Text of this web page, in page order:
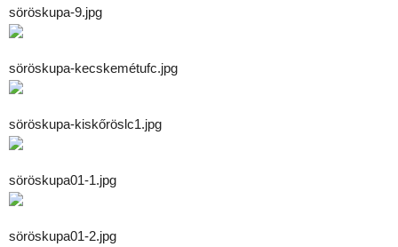
söröskupa-9.jpg
söröskupa-kecskemétufc.jpg
söröskupa-kiskőröslc1.jpg
söröskupa01-1.jpg
söröskupa01-2.jpg